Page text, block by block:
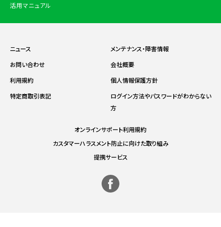
活用マニュアル
ニュース
メンテナンス・障害情報
お問い合わせ
会社概要
利用規約
個人情報保護方針
特定商取引表記
ログイン方法やパスワードがわからない
方
オンラインサポート利用規約
カスタマーハラスメント防止に向けた取り組み
提携サービス